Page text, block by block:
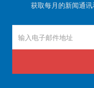
获取每月的新闻通讯